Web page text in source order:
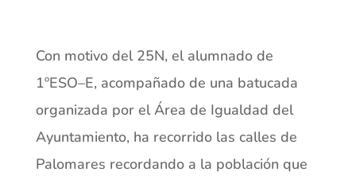
Con motivo del 25N, el alumnado de
1ºESO–E, acompañado de una batucada
organizada por el Área de Igualdad del
Ayuntamiento, ha recorrido las calles de
Palomares recordando a la población que